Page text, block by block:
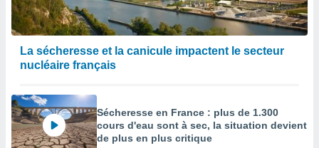
La sécheresse et la canicule impactent le secteur
nucléaire français
Sécheresse en France : plus de 1.300
cours d'eau sont à sec, la situation devient
de plus en plus critique